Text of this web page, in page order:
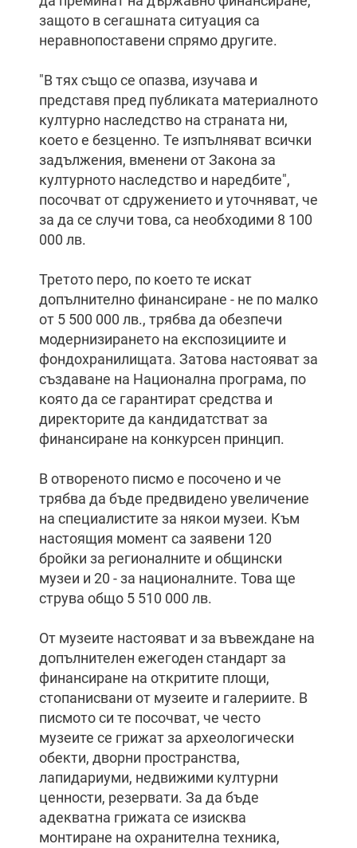
защото в сегашната ситуация са
неравнопоставени спрямо другите.
"В тях също се опазва, изучава и
представя пред публиката материалното
културно наследство на страната ни,
което е безценно. Те изпълняват всички
задължения, вменени от Закона за
културното наследство и наредбите",
посочват от сдружението и уточняват, че
за да се случи това, са необходими 8 100
000 лв.
Третото перо, по което те искат
допълнително финансиране - не по малко
от 5 500 000 лв., трябва да обезпечи
модернизирането на експозициите и
фондохранилищата. Затова настояват за
създаване на Национална програма, по
която да се гарантират средства и
директорите да кандидатстват за
финансиране на конкурсен принцип.
В отвореното писмо е посочено и че
трябва да бъде предвидено увеличение
на специалистите за някои музеи. Към
настоящия момент са заявени 120
бройки за регионалните и общински
музеи и 20 - за националните. Това ще
струва общо 5 510 000 лв.
От музеите настояват и за въвеждане на
допълнителен ежегоден стандарт за
финансиране на откритите площи,
стопанисвани от музеите и галериите. В
писмото си те посочват, че често
музеите се грижат за археологически
обекти, дворни пространства,
лапидариуми, недвижими културни
ценности, резервати. За да бъде
адекватна грижата се изисква
монтиране на охранителна техника,